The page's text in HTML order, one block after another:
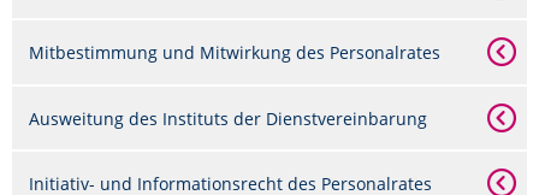
Mitbestimmung und Mitwirkung des Personalrates
Ausweitung des Instituts der Dienstvereinbarung
Initiativ- und Informationsrecht des Personalrates